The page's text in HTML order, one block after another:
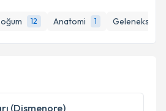
12 Anatomi 1 Geleneksel ve
e-posta ile
işlenmesine ilişkin
(Dismenore)